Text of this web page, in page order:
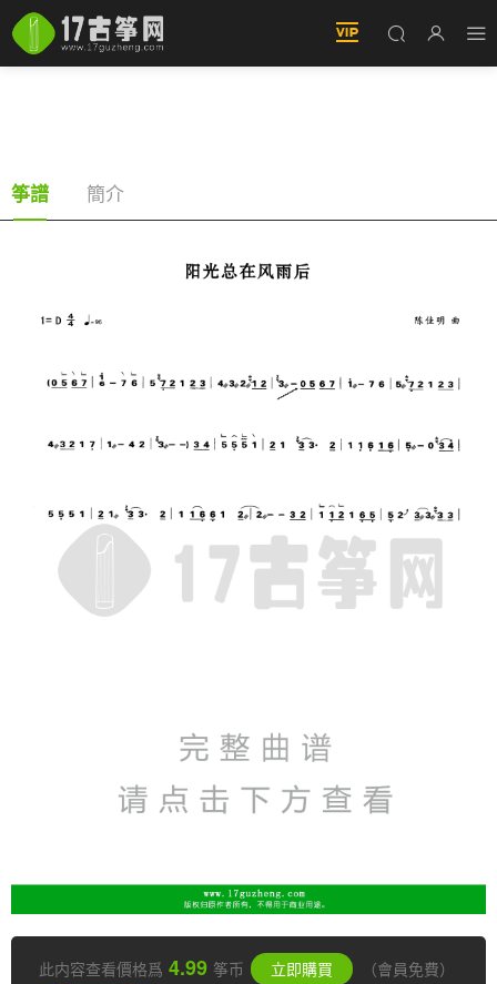
筝譜 簡介
此内容查看價格爲 4.99 筝币 立即購買
（會員免費）